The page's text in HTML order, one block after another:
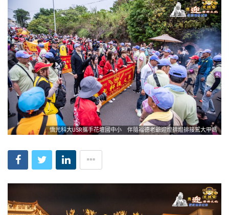
僑光科大USR攜手花壇國中小 伴隨福德老爺迎燈排燈排接駕大甲媽